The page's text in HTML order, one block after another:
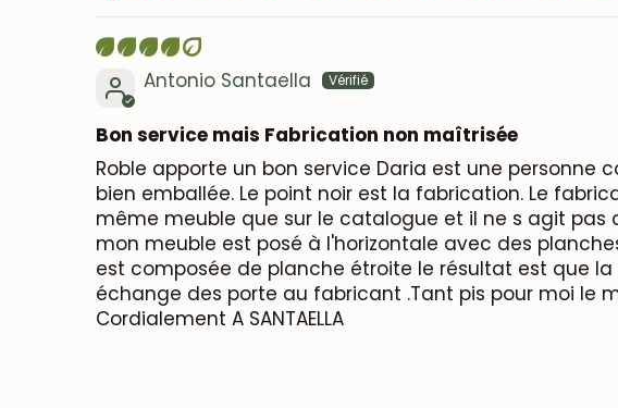
Antonio Santaella
Bon service mais Fabrication non maîtrisée
Roble apporte un bon service Daria est une personne
bien emballée. Le point noir est la fabrication. Le
même meuble que sur le catalogue et il ne s agit pas
mon meuble est posé à l'horizontale avec des
est composée de planche étroite le résultat est que
échange des porte au fabricant .Tant pis pour moi le
Cordialement A SANTAELLA